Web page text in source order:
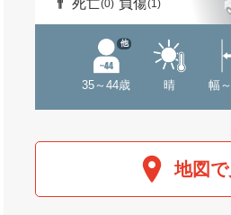
死亡(0) 負傷(1)
35～44歳
他
晴 幅
地図